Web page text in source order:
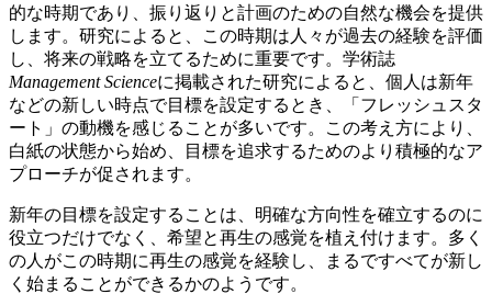
的な時期であり、振り返りと計画のための自然な機会を提供
します。研究によると、この時期は人々が過去の経験を評価
し、将来の戦略を立てるために重要です。学術誌
Management Scienceに掲載された研究によると、個人は新年
などの新しい時点で目標を設定するとき、「フレッシュスタ
ート」の動機を感じることが多いです。この考え方により、
白紙の状態から始め、目標を追求するためのより積極的なア
プローチが促されます。
新年の目標を設定することは、明確な方向性を確立するのに
役立つだけでなく、希望と再生の感覚を植え付けます。多く
の人がこの時期に再生の感覚を経験し、まるですべてが新し
く始まることができるかのようです。